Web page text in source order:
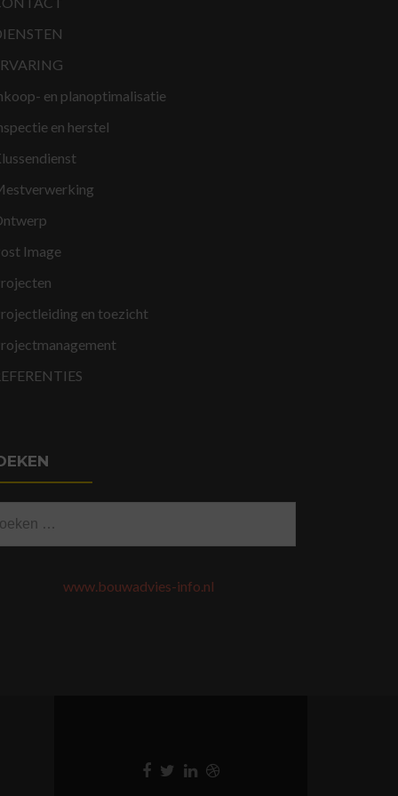
en planoptimalisatie
en herstel
Image
en toezicht
www.bouwadvies-info.nl